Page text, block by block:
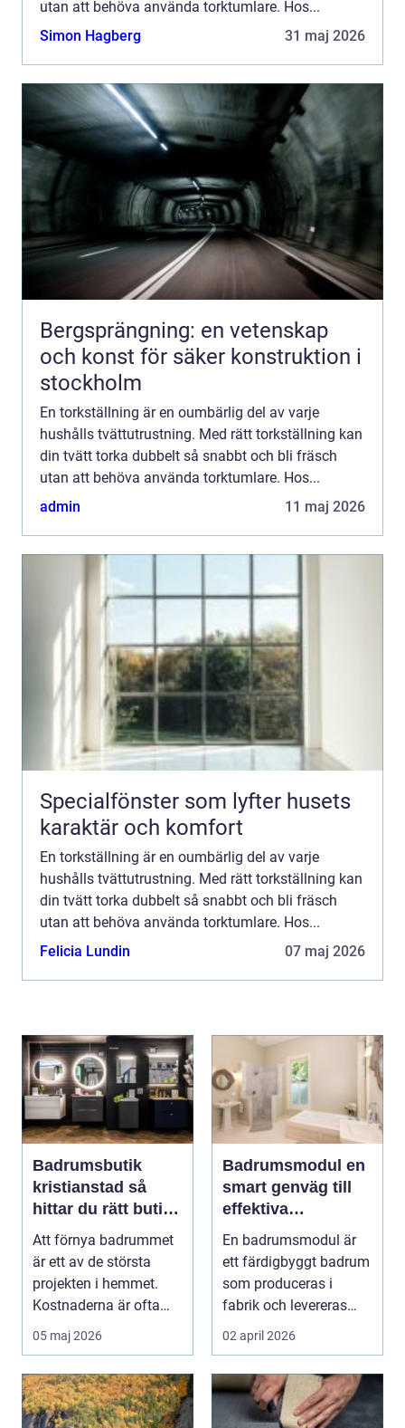
utan att behöva använda torktumlare. Hos...
Simon Hagberg
31 maj 2026
Bergsprängning: en vetenskap
och konst för säker konstruktion i
stockholm
En torkställning är en oumbärlig del av varje
hushålls tvättutrustning. Med rätt torkställning kan
din tvätt torka dubbelt så snabbt och bli fräsch
utan att behöva använda torktumlare. Hos...
admin
11 maj 2026
Specialfönster som lyfter husets
karaktär och komfort
En torkställning är en oumbärlig del av varje
hushålls tvättutrustning. Med rätt torkställning kan
din tvätt torka dubbelt så snabbt och bli fräsch
utan att behöva använda torktumlare. Hos...
Felicia Lundin
07 maj 2026
Badrumsbutik
kristianstad så
hittar du rätt butik
för ditt nya badrum
Att förnya badrummet
är ett av de största
projekten i hemmet.
Kostnaderna är ofta
höga, många beslut...
05 maj 2026
Badrumsmodul en
smart genväg till
effektiva
byggprojekt
En badrumsmodul är
ett färdigbyggt badrum
som produceras i
fabrik och levereras
som en komplett
02 april 2026